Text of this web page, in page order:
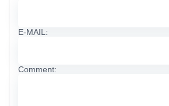
E-MAIL:
Comment: